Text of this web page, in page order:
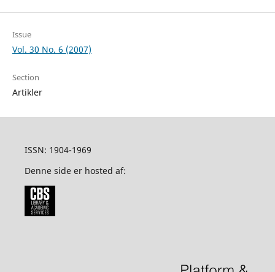
Issue
Vol. 30 No. 6 (2007)
Section
Artikler
ISSN: 1904-1969
Denne side er hosted af: